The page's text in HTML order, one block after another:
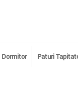
Dormitor Paturi